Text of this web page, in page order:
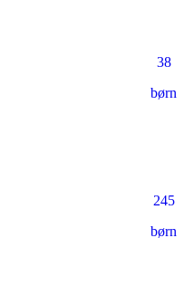
38
børn
245
børn